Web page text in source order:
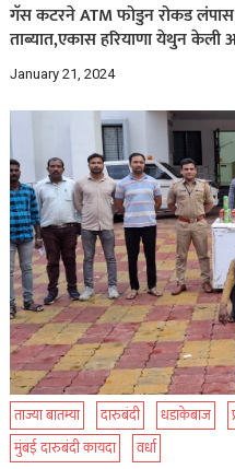
गॅस कटरने ATM फोडुन रोकड
ताब्यात,एकास हरियाणा येथुन
January 21, 2024
ताज्या बातम्या दारुबंदी धडाकेबाज
मुंबई दारुबंदी कायदा
वर्धा